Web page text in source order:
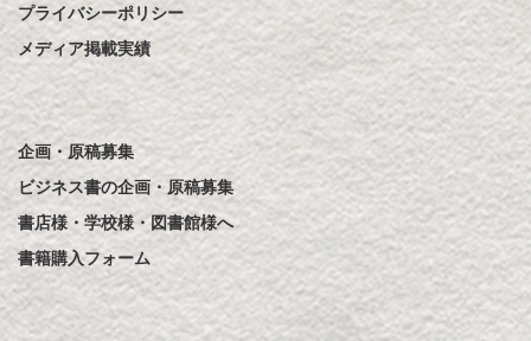
プライバシーポリシー
メディア掲載実績
企画・原稿募集
ビジネス書の企画・原稿募集
書店様・学校様・図書館様へ
書籍購入フォーム